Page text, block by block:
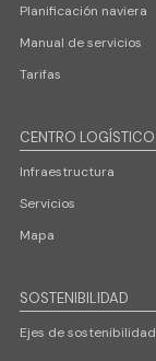
Planificación naviera
Manual de servicios
Tarifas
CENTRO LOGÍSTICO
Infraestructura
Servicios
Mapa
SOSTENIBILIDAD
Ejes de sostenibilidad